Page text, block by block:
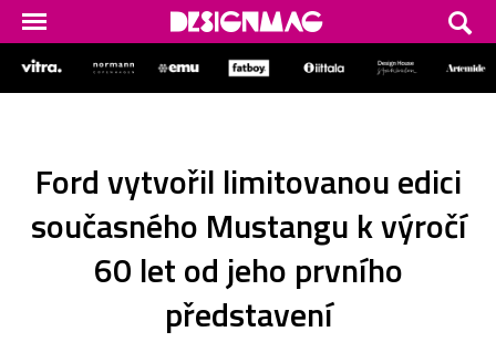
Ford vytvořil limitovanou edici
současného Mustangu k výročí
60 let od jeho prvního
představení